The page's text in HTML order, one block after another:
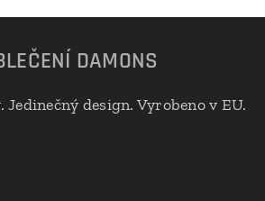
DAMONS
design. Vyrobeno v EU.